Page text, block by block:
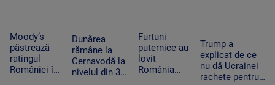
Well. „100
din 10”
pentru
artistul
„Oamenii au
încercat să
se ascundă”
Moody’s
păstrează
ratingul
României în
Dunărea
rămâne la
Cernavodă la
nivelul din 3
Furtuni
puternice au
lovit
România
Trump a
explicat de ce
nu dă Ucrainei
rachete pentru